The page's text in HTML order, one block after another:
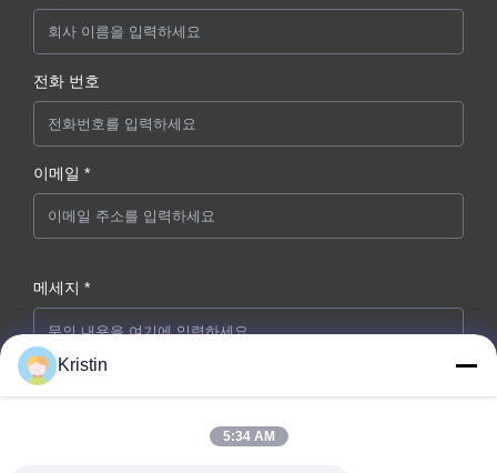
전화 번호
이메일 *
메세지 *
Kristin
5:34 AM